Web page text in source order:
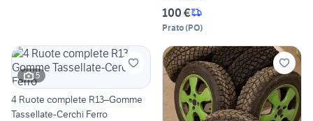
100 €
Prato(PO)
5
4 Ruote complete R13–Gomme
Tassellate-Cerchi Ferro